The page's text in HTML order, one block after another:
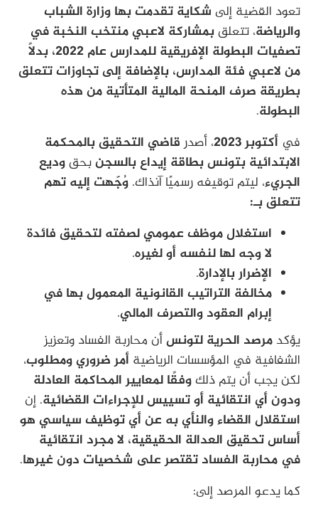
تعود القضية إلى شكاية تقدمت بها وزارة الشباب
والرياضة، تتعلق بمشاركة لاعبي منتخب النخبة في
تصفيات البطولة الإفريقية للمدارس عام 2022، بدلاً
من لاعبي فئة المدارس، بالإضافة إلى تجاوزات تتعلق
بطريقة صرف المنحة المالية المتأتية من هذه
البطولة.
في أكتوبر 2023 ، أصدرقاضي التحقيق بالمحكمة
الابتدائية بتونس بطاقة إيداع بالسجنبحقوديع
الجريء، ليتم توقيفه رسميًا آنذاك. وُجّهت إليه تهم
تتعلق بـ:
استغلال موظف عمومي لصفته لتحقيق فائدة
لا وجه لها لنفسه أو لغيره.
الإضرار بالإدارة.
مخالفة التراتيب القانونية المعمول بها في
إبرام العقود والتصرف المالي.
يؤكد مرصد الحرية لتونسأن محاربة الفساد وتعزيز
الشفافية في المؤسسات الرياضية أمر ضروري ومطلوب،
لكن يجب أن يتم ذلكوفقًا لمعايير المحاكمة العادلة
ودون أي انتقائية أو تسييس للإجراءات القضائية. إن
استقلال القضاء والنأي به عن أي توظيف سياسي هو
أساس تحقيق العدالة الحقيقية، لا مجرد انتقائية
في محاربة الفساد تقتصر على شخصيات دون غيرها.
كما يدعو المرصد إلى: